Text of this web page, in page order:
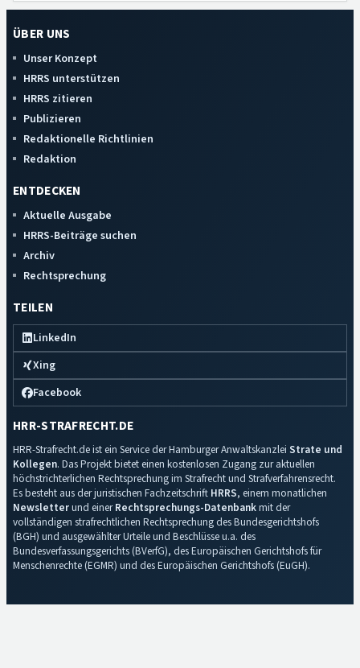
ÜBER UNS
Unser Konzept
HRRS unterstützen
HRRS zitieren
Publizieren
Redaktionelle Richtlinien
Redaktion
ENTDECKEN
Aktuelle Ausgabe
HRRS-Beiträge suchen
Archiv
Rechtsprechung
TEILEN
LinkedIn
Xing
Facebook
HRR-STRAFRECHT.DE
HRR-Strafrecht.de ist ein Service der Hamburger Anwaltskanzlei Strate und
Kollegen. Das Projekt bietet einen kostenlosen Zugang zur aktuellen
höchstrichterlichen Rechtsprechung im Strafrecht und Strafverfahrensrecht.
Es besteht aus der juristischen Fachzeitschrift HRRS, einem monatlichen
Newsletterund einerRechtsprechungs-Datenbankmit der
vollständigen strafrechtlichen Rechtsprechung des Bundesgerichtshofs
(BGH) und ausgewählter Urteile und Beschlüsse u.a. des
Bundesverfassungsgerichts (BVerfG), des Europäischen Gerichtshofs für
Menschenrechte (EGMR) und des Europäischen Gerichtshofs (EuGH).